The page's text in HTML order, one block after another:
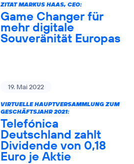
ZITAT MARKUS HAAS, CEO:
Game Changer für
mehr digitale
Souveränität Europas
19. Mai 2022
VIRTUELLE HAUPTVERSAMMLUNG ZUM
GESCHÄFTSJAHR 2021:
Telefónica
Deutschland zahlt
Dividende von 0,18
Euro je Aktie